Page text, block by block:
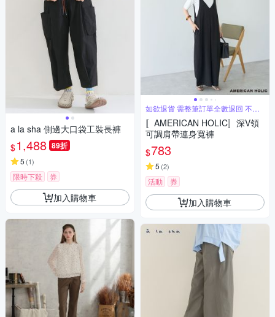
a la sha 側邊大口袋工裝長褲
$1,488 89折
5 (1)
限時下殺 券
加入購物車
如欲退貨 需整筆訂單全數退回 不能
單退
〚AMERICAN HOLIC〛深V領
可調肩帶連身寬褲
$783
5 (2)
活動 券
加入購物車